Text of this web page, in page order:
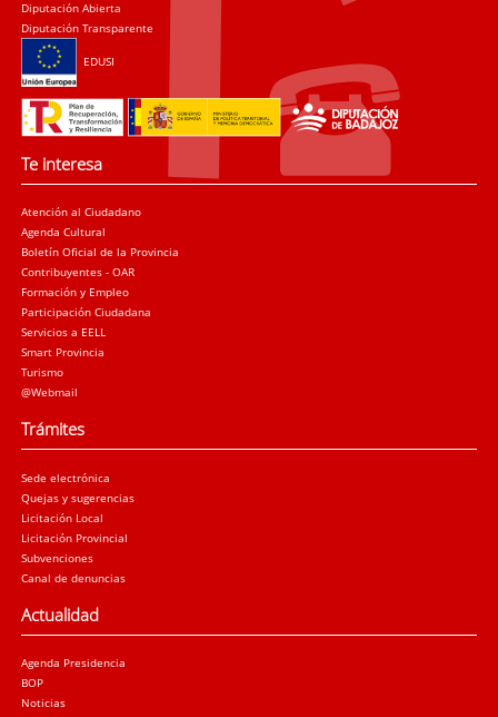
Diputación Abierta
Diputación Transparente
EDUSI
Te interesa
Atención al Ciudadano
Agenda Cultural
Boletín Oficial de la Provincia
Contribuyentes - OAR
Formación y Empleo
Participación Ciudadana
Servicios a EELL
Smart Provincia
Turismo
@Webmail
Trámites
Sede electrónica
Quejas y sugerencias
Licitación Local
Licitación Provincial
Subvenciones
Canal de denuncias
Actualidad
Agenda Presidencia
BOP
Noticias